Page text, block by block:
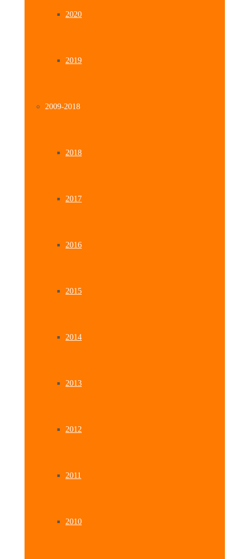
2020
2019
2009-2018
2018
2017
2016
2015
2014
2013
2012
2011
2010